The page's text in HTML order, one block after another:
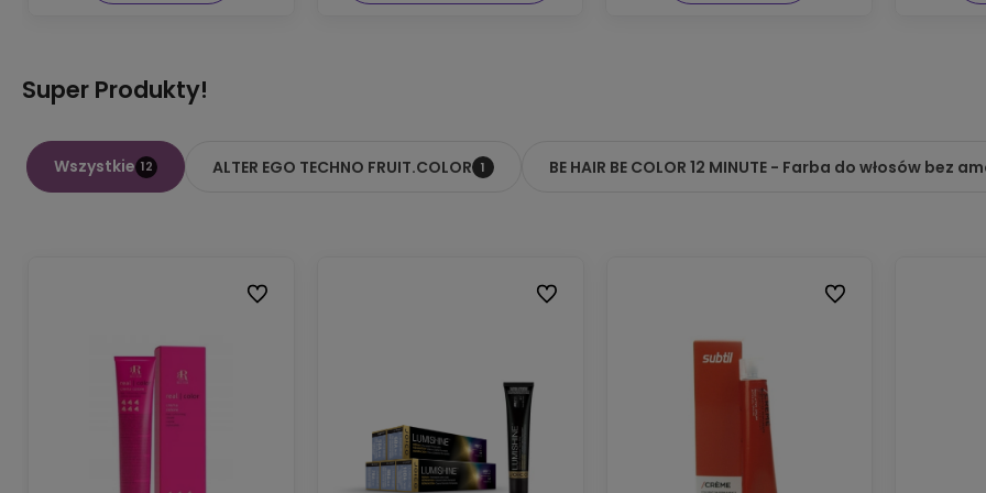
Super Produkty!
Wszystkie 12 ALTER EGO TECHNO FRUIT.COLOR 1 BE HAIR BE COLOR 12 MINUTE - Farba do włosów bez
Do ulubionych Do ulubionych Do ulubionych